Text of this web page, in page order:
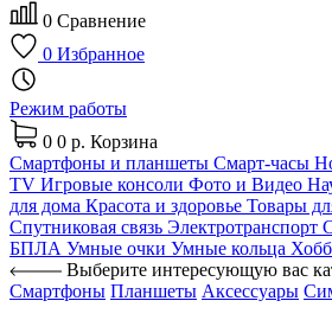
0 Сравнение
0 Избранное
Режим работы
0 0 р. Корзина
Смартфоны и планшеты Смарт-часы
TV Игровые консоли Фото и Видео
для дома Красота и здоровье Товары
Спутниковая связь Электротранспорт
БПЛА Умные очки Умные кольца
Выберите интересующую вас
Смартфоны Планшеты Аксессуары